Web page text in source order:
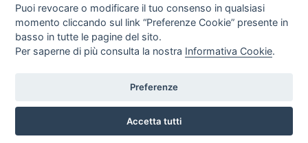
NEWSLETTER
Consulta la nostra Privacy Policy
Tuttoperlafesta.it | Partylandia by Grag Srl © TUTTI I DIRITTI RISERVATI | P.I. &
C.F 03784921201 Credits
Puoi revocare o modificare il tuo consenso in qualsiasi
momento cliccando sul link “Preferenze Cookie” presente in
basso in tutte le pagine del sito.
Per saperne di più consulta la nostra Informativa Cookie.
Preferenze
Accetta tutti